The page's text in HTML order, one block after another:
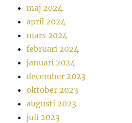
maj 2024
april 2024
mars 2024
februari 2024
januari 2024
december 2023
oktober 2023
augusti 2023
juli 2023